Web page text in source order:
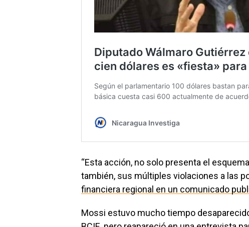
“Esta acción, no solo presenta el
también, sus múltiples violaciones a las
financiera regional en un comunicado
Mossi estuvo mucho tiempo